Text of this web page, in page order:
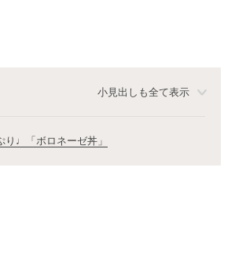
小見出しも全て表示
り♩「ボロネーゼ丼」